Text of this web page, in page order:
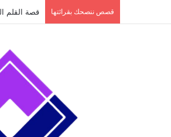
قصص ننصحك بقرائتها قصة الطفل